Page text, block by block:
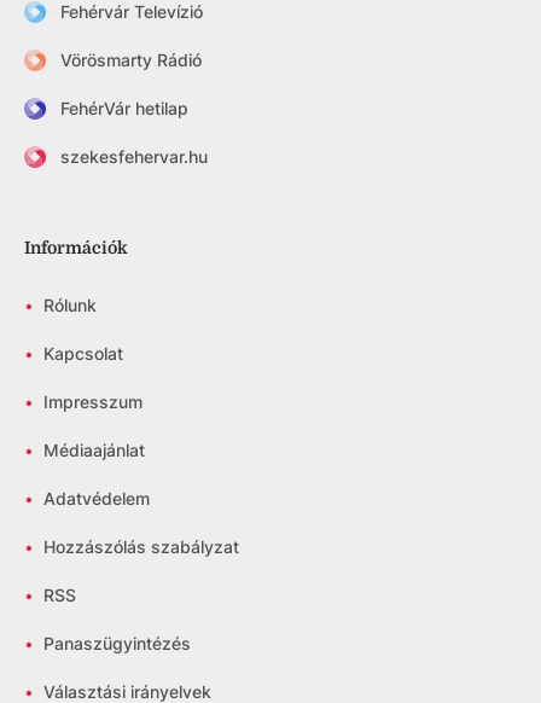
Fehérvár Televízió
Vörösmarty Rádió
FehérVár hetilap
szekesfehervar.hu
Információk
• Rólunk
• Kapcsolat
• Impresszum
• Médiaajánlat
• Adatvédelem
• Hozzászólás szabályzat
• RSS
• Panaszügyintézés
• Választási irányelvek